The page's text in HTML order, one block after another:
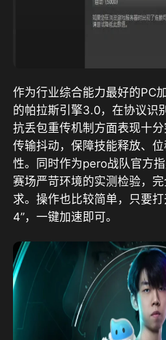
作为行业综合能力最好的PC
的帕拉斯引擎3.0，在协议识
抗丢包重传机制方面表现十
传输抖动，保障技能释放、
性。
同时作为pero战队官方
赛场严苛环境的实测检验，
求。操作也比较简单，只要
4”，一键加速即可。